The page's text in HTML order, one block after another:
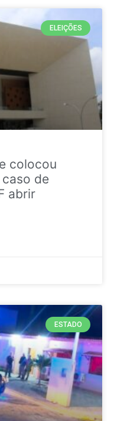
ELEIÇÕES
colocou
de
abrir
ESTADO